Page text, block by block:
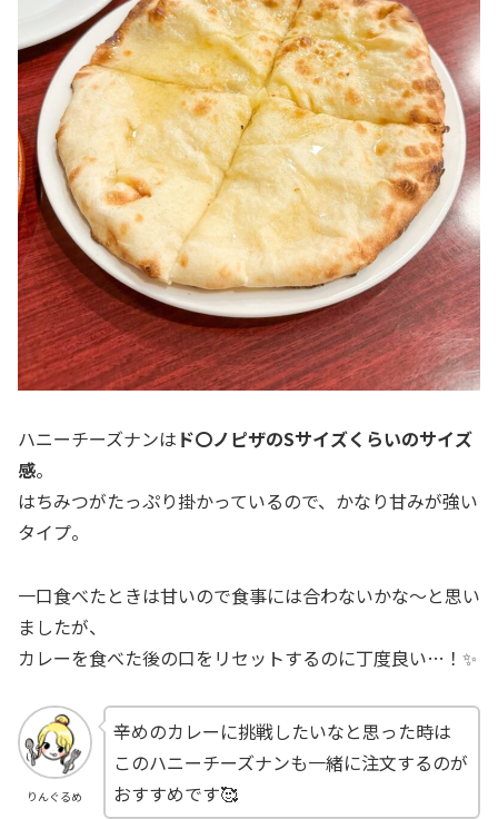
ハニーチーズナンは ド〇ノピザのSサイズくらいのサイズ
感。
はちみつがたっぷり掛かっているので、かなり甘みが強い
タイプ。
一口食べたときは甘いので食事には合わないかな～と思い
ましたが、
カレーを食べた後の口をリセットするのに丁度良い…！✨
りんぐるめ
辛めのカレーに挑戦したいなと思った時は
このハニーチーズナンも一緒に注文するのが
おすすめです🥰